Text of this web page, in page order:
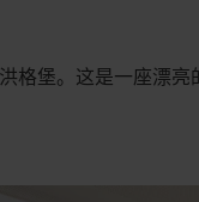
格堡。这是一座漂